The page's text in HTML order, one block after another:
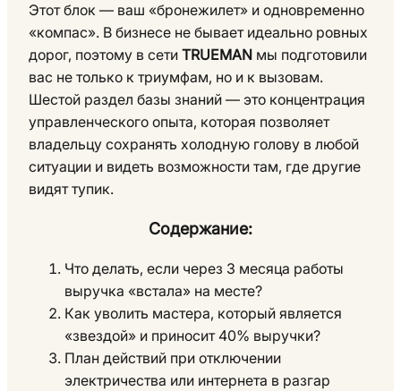
Этот блок — ваш «бронежилет» и одновременно
«компас». В бизнесе не бывает идеально ровных
дорог, поэтому в сети TRUEMAN мы подготовили
вас не только к триумфам, но и к вызовам.
Шестой раздел базы знаний — это концентрация
управленческого опыта, которая позволяет
владельцу сохранять холодную голову в любой
ситуации и видеть возможности там, где другие
видят тупик.
Содержание:
Что делать, если через 3 месяца работы
выручка «встала» на месте?
Как уволить мастера, который является
«звездой» и приносит 40% выручки?
План действий при отключении
электричества или интернета в разгар